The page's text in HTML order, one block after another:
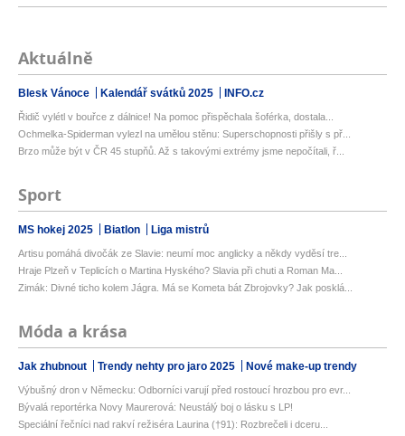
Aktuálně
Blesk Vánoce Kalendář svátků 2025 INFO.cz
Řidič vylétl v bouřce z dálnice! Na pomoc přispěchala šoférka, dostala...
Ochmelka-Spiderman vylezl na umělou stěnu: Superschopnosti přišly s př...
Brzo může být v ČR 45 stupňů. Až s takovými extrémy jsme nepočítali, ř...
Sport
MS hokej 2025 Biatlon Liga mistrů
Artisu pomáhá divočák ze Slavie: neumí moc anglicky a někdy vyděsí tre...
Hraje Plzeň v Teplicích o Martina Hyského? Slavia při chuti a Roman Ma...
Zimák: Divné ticho kolem Jágra. Má se Kometa bát Zbrojovky? Jak posklá...
Móda a krása
Jak zhubnout Trendy nehty pro jaro 2025 Nové make-up trendy
Výbušný dron v Německu: Odborníci varují před rostoucí hrozbou pro evr...
Bývalá reportérka Novy Maurerová: Neustálý boj o lásku s LP!
Speciální řečníci nad rakví režiséra Laurina (†91): Rozbrečeli i dceru...